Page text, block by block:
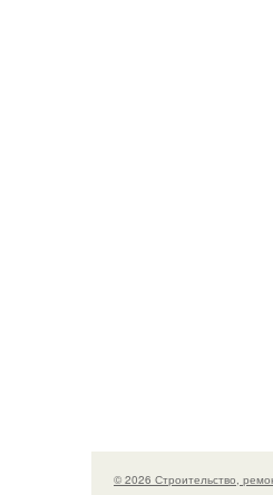
© 2026 Строительство,